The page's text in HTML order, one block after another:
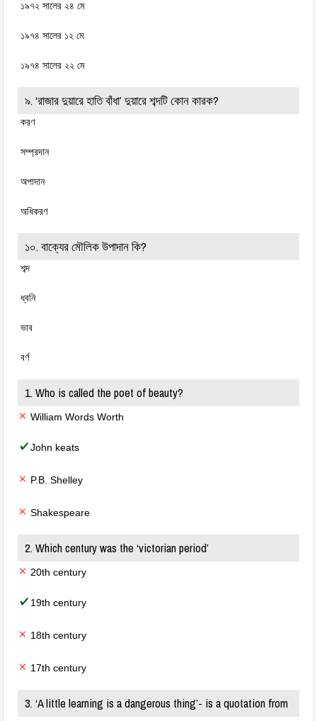
১৯৭২ সালের ২৪ মে
১৯৭৪ সালের ১২ মে
১৯৭৪ সালের ২২ মে
৯. ‘রাজার দুয়ারে হাতি বাঁধা’ দুয়ারে শব্দটি কোন কারক?
করণ
সম্প্রদান
অপাদান
অধিকরণ
১০. বাক্যের মৌলিক উপাদান কি?
শব্দ
ধ্বনি
ভাব
বর্ণ
1. Who is called the poet of beauty?
William Words Worth
John keats
P.B. Shelley
Shakespeare
2. Which century was the ‘victorian period’
20th century
19th century
18th century
17th century
3. ‘A little learning is a dangerous thing’- is a quotation from